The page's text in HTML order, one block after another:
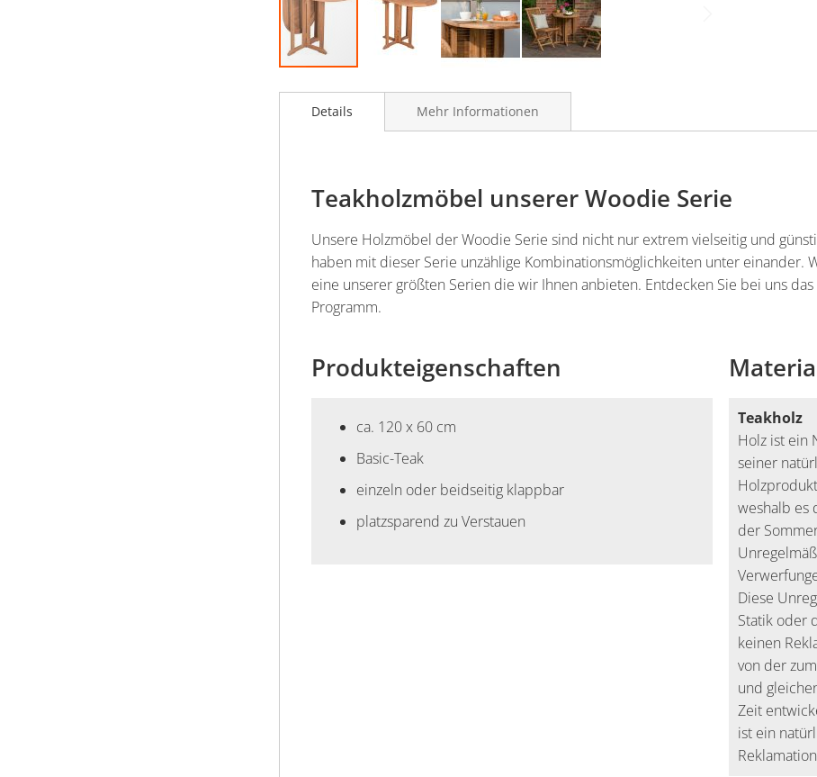
AnfangDetails
Teakholzmöbel unserer Woodie Serie
Unsere Holzmöbel der Woodie Serie sind nicht nur extrem vielseitig und
haben mit dieser Serie unzählige Kombinationsmöglichkeiten unter einander.
eine unserer größten Serien die wir Ihnen anbieten. Entdecken Sie bei uns
Programm.
Produkteigenschaften
ca. 120 x 60 cm
Basic-Teak
einzeln oder beidseitig klappbar
platzsparend zu Verstauen
Teakholz
Holz ist ein
seiner
weshalb es
der
Diese
Statik oder
keinen
von der
und
Zeit
ist ein
Mehr Informationen